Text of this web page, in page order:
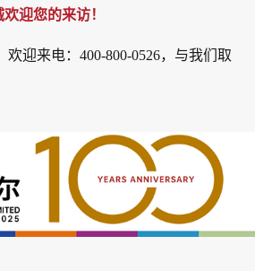
迎您的来访！
迎来电：400-800-0526，与我们取